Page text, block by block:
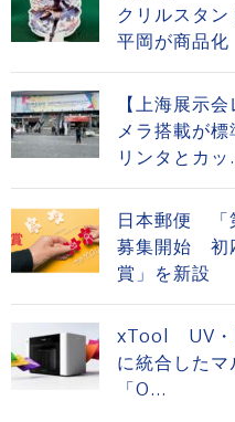
クリルスタ
平岡が商品化
【上海展示
メラ搭載が
リンタとカッ
日本郵便 「
募集開始 初
賞」を新設
xTool UV・
に統合した
「O...